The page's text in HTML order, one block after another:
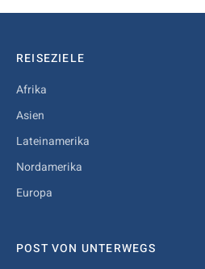
REISEZIELE
Afrika
Asien
Lateinamerika
Nordamerika
Europa
POST VON UNTERWEGS